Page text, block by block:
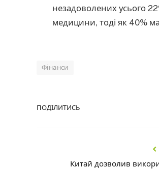
незадоволених усього
медицини, тоді як 40%
Фінанси
ПОДІЛИТИСЬ
Китай дозволив